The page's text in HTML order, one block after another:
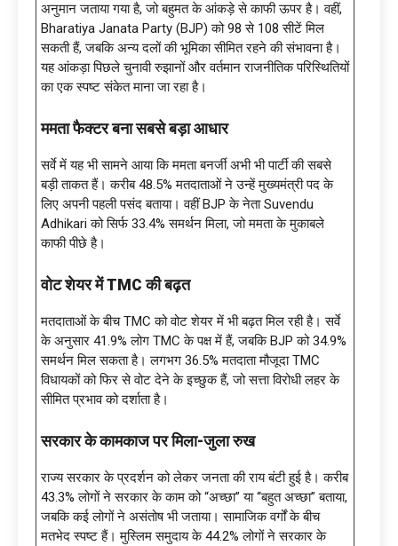
अनुमान जताया गया है, जो बहुमत के आंकड़े से काफी ऊपर है। वहीं,
Bharatiya Janata Party (BJP) को 98 से 108 सीटें मिल
सकती हैं, जबकि अन्य दलों की भूमिका सीमित रहने की संभावना है।
यह आंकड़ा पिछले चुनावी रुझानों और वर्तमान राजनीतिक परिस्थितियों
का एक स्पष्ट संकेत माना जा रहा है।
ममता फैक्टर बना सबसे बड़ा आधार
सर्वे में यह भी सामने आया कि ममता बनर्जी अभी भी पार्टी की सबसे
बड़ी ताकत हैं। करीब 48.5% मतदाताओं ने उन्हें मुख्यमंत्री पद के
लिए अपनी पहली पसंद बताया। वहीं BJP के नेता Suvendu
Adhikari को सिर्फ 33.4% समर्थन मिला, जो ममता के मुकाबले
काफी पीछे है।
वोट शेयर मेंTMC की बढ़त
मतदाताओं के बीच TMC को वोट शेयर में भी बढ़त मिल रही है। सर्वे
के अनुसार 41.9% लोग TMC के पक्ष में हैं, जबकि BJP को 34.9%
समर्थन मिल सकता है। लगभग 36.5% मतदाता मौजूदा TMC
विधायकों को फिर से वोट देने के इच्छुक हैं, जो सत्ता विरोधी लहर के
सीमित प्रभाव को दर्शाता है।
सरकार के कामकाज पर मिला-जुला रुख
राज्य सरकार के प्रदर्शन को लेकर जनता की राय बंटी हुई है। करीब
43.3% लोगों ने सरकार के काम को “अच्छा” या “बहुत अच्छा” बताया,
जबकि कई लोगों ने असंतोष भी जताया। सामाजिक वर्गों के बीच
मतभेद स्पष्ट हैं। मुस्लिम समुदाय के 44.2% लोगों ने सरकार के